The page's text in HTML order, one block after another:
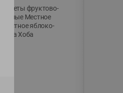
Конфеты фруктово-
ягодные Местное
известное яблоко-
тыква Хоба